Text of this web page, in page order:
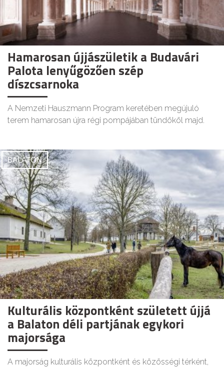
Hamarosan újjászületik a Budavári
Palota lenyűgözően szép
díszcsarnoka
A Nemzeti Hauszmann Program keretében megújuló
terem hamarosan újra régi pompájában tündököl majd.
BALATON
Kulturális központként született újjá
a Balaton déli partjának egykori
majorsága
A majorság kulturális központként és közösségi térként,